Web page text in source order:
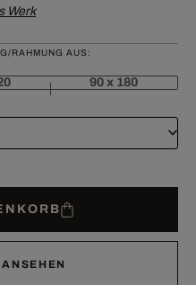
Werk
RAHMUNG AUS:
90 x 180